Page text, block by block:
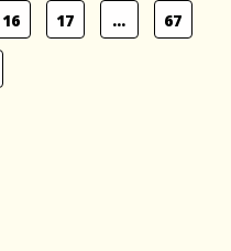
16 17 … 67